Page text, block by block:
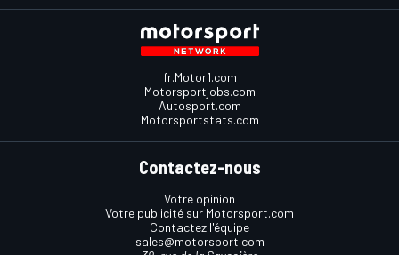
fr.Motor1.com
Motorsportjobs.com
Autosport.com
Motorsportstats.com
Contactez-nous
Votre opinion
Votre publicité sur Motorsport.com
Contactez l'équipe
sales@motorsport.com